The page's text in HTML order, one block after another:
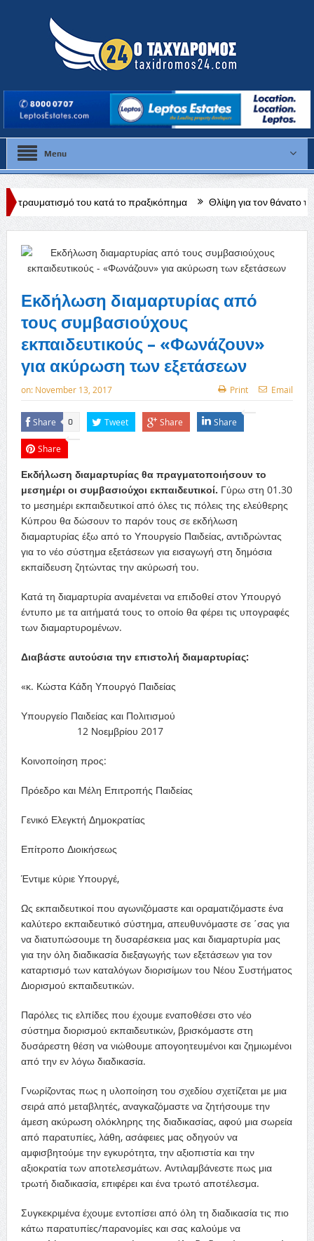
Menu
κατά το πραξικόπημα Θλίψη για τον θάνατο της Έλλης
Πάφου
Εκδήλωση διαμαρτυρίας από
τους συμβασιούχους
εκπαιδευτικούς – «Φωνάζουν»
για ακύρωση των εξετάσεων
on: November 13, 2017 Print Email
Share 0 Tweet Share Share
Share
Εκδήλωση διαμαρτυρίας θα πραγματοποιήσουν το
μεσημέρι οι συμβασιούχοι εκπαιδευτικοί. Γύρω στη 01.30
το μεσημέρι εκπαιδευτικοί από όλες τις πόλεις της ελεύθερης
Κύπρου θα δώσουν το παρόν τους σε εκδήλωση
διαμαρτυρίας έξω από το Υπουργείο Παιδείας, αντιδρώντας
για το νέο σύστημα εξετάσεων για εισαγωγή στη δημόσια
εκπαίδευση ζητώντας την ακύρωσή του.
Κατά τη διαμαρτυρία αναμένεται να επιδοθεί στον Υπουργό
έντυπο με τα αιτήματά τους το οποίο θα φέρει τις υπογραφές
των διαμαρτυρομένων.
Διαβάστε αυτούσια την επιστολή διαμαρτυρίας:
«κ. Κώστα Κάδη Υπουργό Παιδείας
Υπουργείο Παιδείας και Πολιτισμού
12 Νοεμβρίου 2017
Κοινοποίηση προς:
Πρόεδρο και Μέλη Επιτροπής Παιδείας
Γενικό Ελεγκτή Δημοκρατίας
Επίτροπο Διοικήσεως
Έντιμε κύριε Υπουργέ,
Ως εκπαιδευτικοί που αγωνιζόμαστε και οραματιζόμαστε ένα
καλύτερο εκπαιδευτικό σύστημα, απευθυνόμαστε σε ΄σας για
να διατυπώσουμε τη δυσαρέσκεια μας και διαμαρτυρία μας
για την όλη διαδικασία διεξαγωγής των εξετάσεων για τον
καταρτισμό των καταλόγων διορισίμων του Νέου Συστήματος
Διορισμού εκπαιδευτικών.
Παρόλες τις ελπίδες που έχουμε εναποθέσει στο νέο
σύστημα διορισμού εκπαιδευτικών, βρισκόμαστε στη
δυσάρεστη θέση να νιώθουμε απογοητευμένοι και ζημιωμένοι
από την εν λόγω διαδικασία.
Γνωρίζοντας πως η υλοποίηση του σχεδίου σχετίζεται με μια
σειρά από μεταβλητές, αναγκαζόμαστε να ζητήσουμε την
άμεση ακύρωση ολόκληρης της διαδικασίας, αφού μια σωρεία
από παρατυπίες, λάθη, ασάφειες μας οδηγούν να
αμφισβητούμε την εγκυρότητα, την αξιοπιστία και την
αξιοκρατία των αποτελεσμάτων. Αντιλαμβάνεστε πως μια
τρωτή διαδικασία, επιφέρει και ένα τρωτό αποτέλεσμα.
Συγκεκριμένα έχουμε εντοπίσει από όλη τη διαδικασία τις πιο
κάτω παρατυπίες/παρανομίες και σας καλούμε να